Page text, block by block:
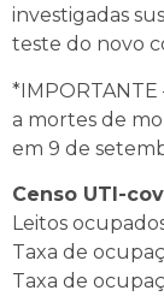
investigadas
teste do novo
a mortes de
em 9 de
Censo UTI-
Leitos ocupados
Taxa de
Taxa de